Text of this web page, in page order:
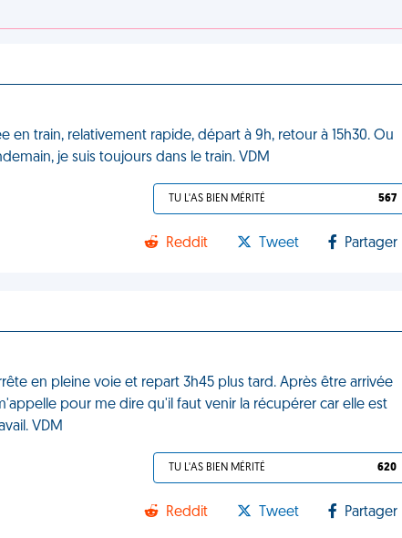
en train, relativement rapide, départ à 9h, retour à 15h30. Ou
je suis toujours dans le train. VDM
TU L'AS BIEN MÉRITÉ 567
Reddit Tweet Partager
en pleine voie et repart 3h45 plus tard. Après être arrivée
pour me dire qu'il faut venir la récupérer car elle est
VDM
TU L'AS BIEN MÉRITÉ 620
Reddit Tweet Partager